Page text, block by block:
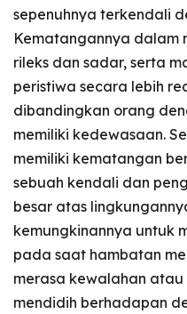
sepenuhnya terkendali
Kematangannya dalam
rileks dan sadar, serta
peristiwa secara lebih
dibandingkan orang
memiliki kedewasaan.
memiliki kematangan
sebuah kendali dan
besar atas
kemungkinannya untuk
pada saat hambatan
merasa kewalahan
mendidih berhadapan